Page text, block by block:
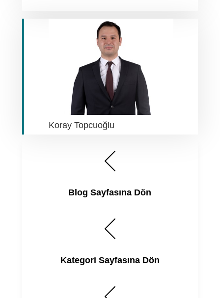
Koray Topcuoğlu
Blog Sayfasına Dön
Kategori Sayfasına Dön